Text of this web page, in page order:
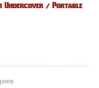
Undercover / Portable